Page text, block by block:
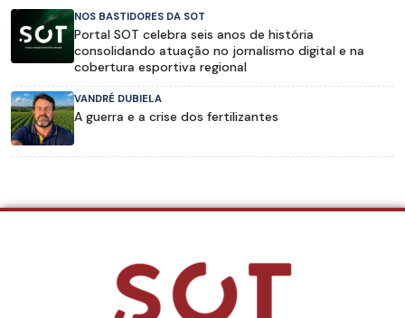
NOS BASTIDORES DA SOT
Portal SOT celebra seis anos de história
consolidando atuação no jornalismo digital e na
cobertura esportiva regional
VANDRÉ DUBIELA
A guerra e a crise dos fertilizantes